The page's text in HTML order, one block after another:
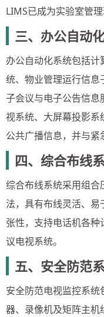
LIMS已成为实验室管
三、办公自动
办公自动化系统包括
统、物业管理运行信
子会议与电子公告信
视系统、大屏幕投影
公共广播信息，并与紧
四、综合布线
综合布线系统采用组
法，具有布线灵活、
张性，支持电话机各
议电视系统。
五、安全防范
安全防范电视监控系
器、录像机及矩阵主